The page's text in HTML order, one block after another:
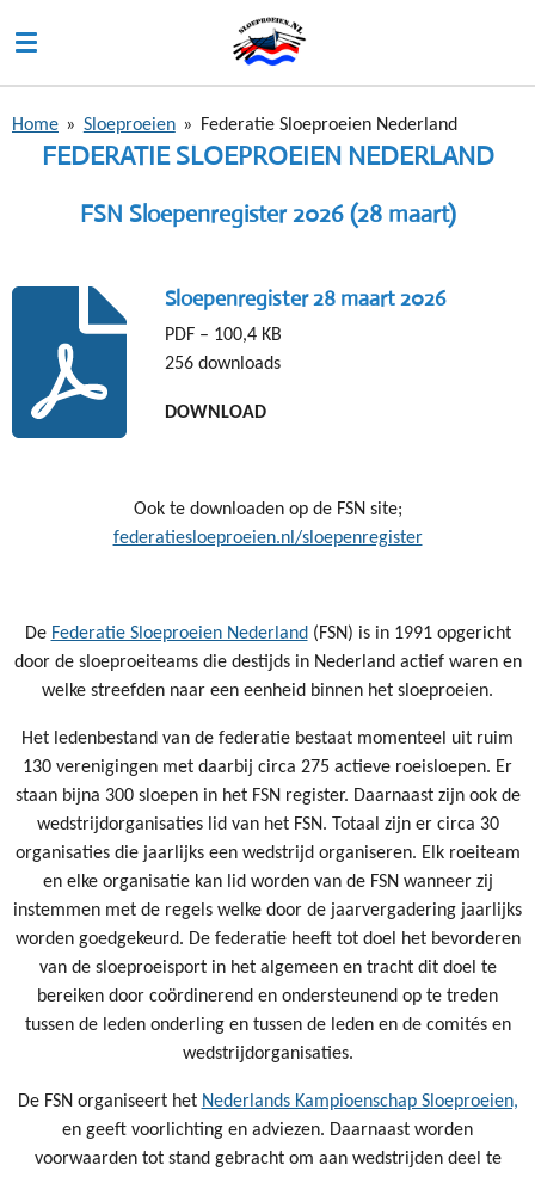
direct
naar
hoofdinhoud
Home » Sloeproeien » Federatie Sloeproeien Nederland
FEDERATIE SLOEPROEIEN NEDERLAND
FSN Sloepenregister 2026 (28 maart)
Sloepenregister 28 maart 2026
PDF – 100,4 KB
256 downloads
DOWNLOAD
Ook te downloaden op de FSN site;
federatiesloeproeien.nl/sloepenregister
De Federatie Sloeproeien Nederland(FSN) is in 1991 opgericht
door de sloeproeiteams die destijds in Nederland actief waren en
welke streefden naar een eenheid binnen het sloeproeien.
Het ledenbestand van de federatie bestaat momenteel uit ruim
130 verenigingen met daarbij circa 275 actieve roeisloepen. Er
staan bijna 300 sloepen in het FSN register. Daarnaast zijn ook de
wedstrijdorganisaties lid van het FSN. Totaal zijn er circa 30
organisaties die jaarlijks een wedstrijd organiseren. Elk roeiteam
en elke organisatie kan lid worden van de FSN wanneer zij
instemmen met de regels welke door de jaarvergadering jaarlijks
worden goedgekeurd. De federatie heeft tot doel het bevorderen
van de sloeproeisport in het algemeen en tracht dit doel te
bereiken door coördinerend en ondersteunend op te treden
tussen de leden onderling en tussen de leden en de comités en
wedstrijdorganisaties.
De FSN organiseert het Nederlands Kampioenschap Sloeproeien,
en geeft voorlichting en adviezen. Daarnaast worden
voorwaarden tot stand gebracht om aan wedstrijden deel te